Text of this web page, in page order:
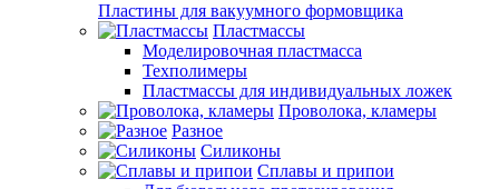
Пластины для вакуумного формовщика
Пластмассы
Моделировочная пластмасса
Техполимеры
Пластмассы для индивидуальных ложек
Проволока, кламеры
Разное
Силиконы
Сплавы и припои